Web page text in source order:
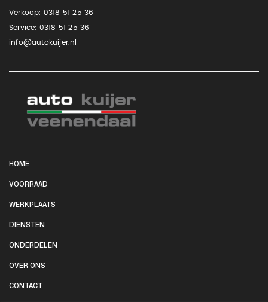
Verkoop: 0318 51 25 36
Service: 0318 51 25 36
info@autokuijer.nl
HOME
VOORRAAD
WERKPLAATS
DIENSTEN
ONDERDELEN
OVER ONS
CONTACT